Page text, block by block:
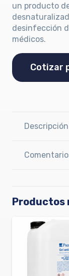
un producto
desinfección
médicos.
Cotizar
Productos